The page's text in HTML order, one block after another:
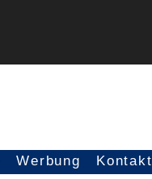
Werbung Kontakt